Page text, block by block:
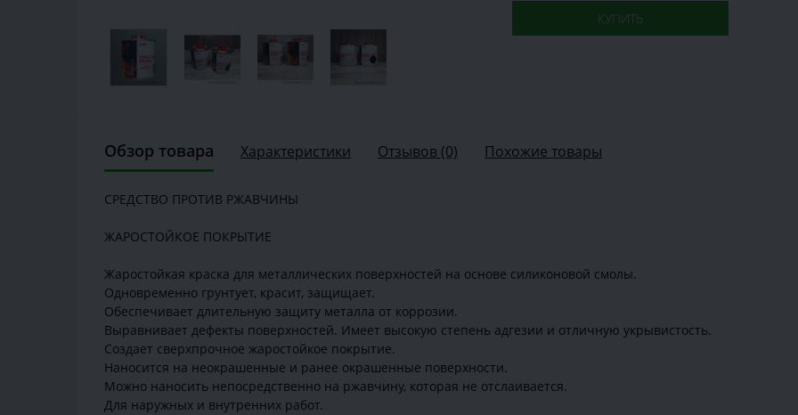
КУПИТЬ
Обзор товара Характеристики Отзывов (0) Похожие товары
СРЕДСТВО ПРОТИВ РЖАВЧИНЫ
ЖАРОСТОЙКОЕ ПОКРЫТИЕ
Жаростойкая краска для металлических поверхностей на основе силиконовой смолы.
Одновременно грунтует, красит, защищает.
Обеспечивает длительную защиту металла от коррозии.
Выравнивает дефекты поверхностей. Имеет высокую степень адгезии и отличную укрывистость.
Создает сверхпрочное жаростойкое покрытие.
Наносится на неокрашенные и ранее окрашенные поверхности.
Можно наносить непосредственно на ржавчину, которая не отслаивается.
Для наружных и внутренних работ.